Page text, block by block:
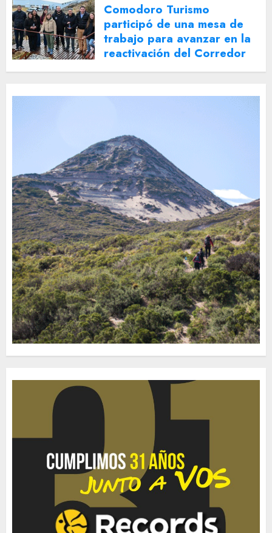
Comodoro Turismo
participó de una mesa de
trabajo para avanzar en la
reactivación del Corredor
Turístico Integrado